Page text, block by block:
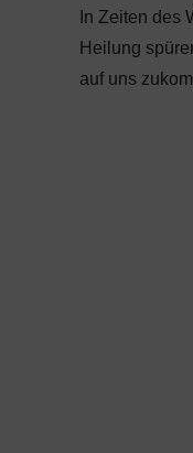
In Zeiten des
Heilung
auf uns